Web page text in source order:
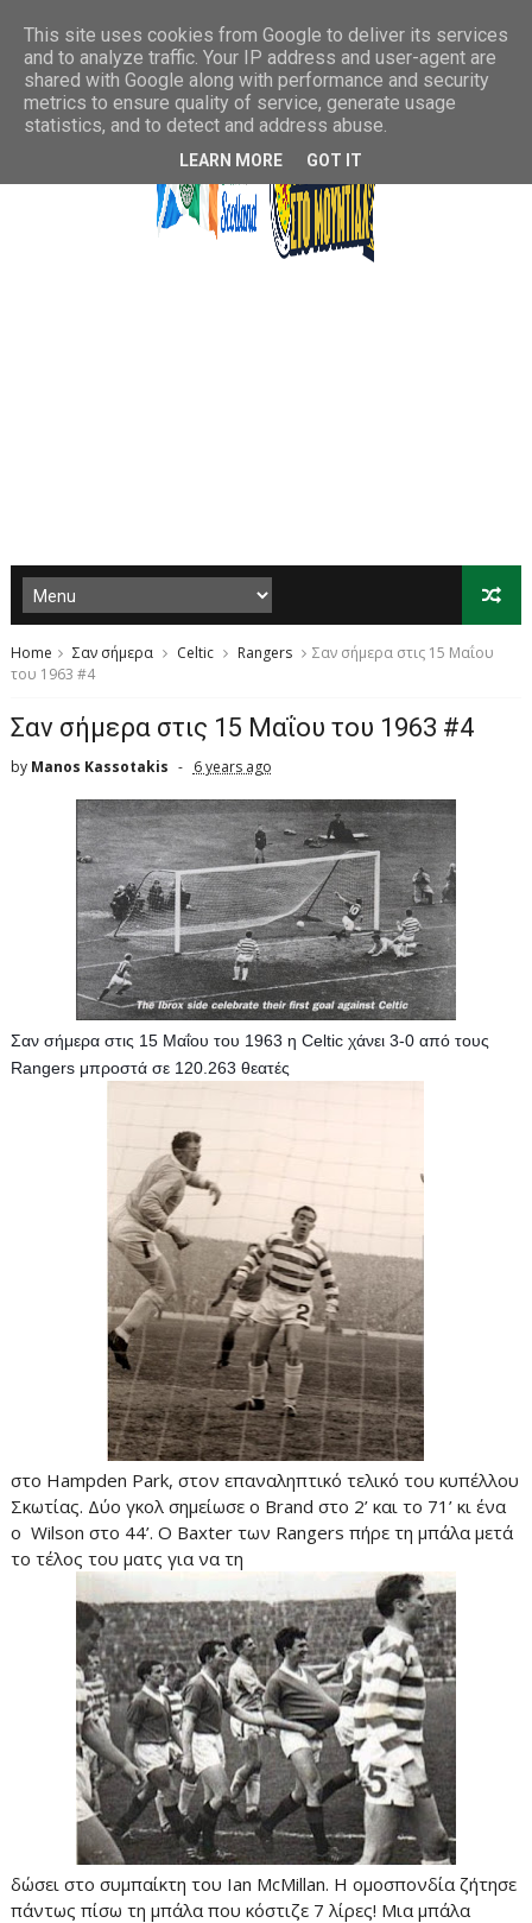
Home Σαν σήμερα Celtic Rangers
Σαν σήμερα στις 15 Μαΐου
του 1963 #4
Σαν σήμερα στις 15 Μαΐου του 1963 #4
by Manos Kassotakis 6 years ago
Σαν σήμερα στις 15 Μαΐου του 1963 η Celtic χάνει 3-0 από τους
Rangers μπροστά σε 120.263 θεατές
στο Hampden Park, στον επαναληπτικό τελικό του κυπέλλου
Σκωτίας. Δύο γκολ σημείωσε ο Brand στο 2’ και το 71’ κι ένα
ο Wilson στο 44’. Ο Baxter των Rangers πήρε τη μπάλα μετά
το τέλος του ματς για να τη
δώσει στο συμπαίκτη του Ian McMillan. Η ομοσπονδία ζήτησε
πάντως πίσω τη μπάλα που κόστιζε 7 λίρες! Μια μπάλα
This site uses cookies from Google to deliver its services
and to analyze traffic. Your IP address and user-agent are
shared with Google along with performance and security
metrics to ensure quality of service, generate usage
statistics, and to detect and address abuse.
LEARN MORE GOT IT